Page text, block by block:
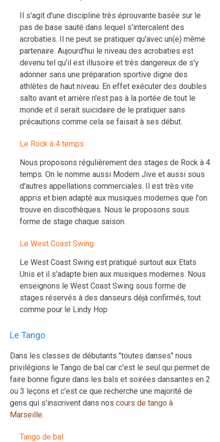
Il s'agit d'une discipline très éprouvante basée sur le
pas de base sauté dans lequel s'intercalent des
acrobaties. Il ne peut se pratiquer qu'avec un(e) même
partenaire. Aujourd'hui le niveau des acrobaties est
devenu tel qu'il est illusoire et très dangereux de s'y
adonner sans une préparation sportive digne des
athlètes de haut niveau. En effet exécuter des doubles
salto avant et arrière n'est pas à la portée de tout le
monde et il serait suicidaire de le pratiquer sans
précautions comme cela se faisait à ses début.
Le Rock à 4 temps
Nous proposons régulièrement des stages de Rock à 4
temps. On le nomme aussi Modern Jive et aussi sous
d'autres appellations commerciales. Il est très vite
appris et bien adapté aux musiques modernes que l'on
trouve en discothèques. Nous le proposons sous
forme de stage chaque saison.
Le West Coast Swing
Le West Coast Swing est pratiqué surtout aux Etats
Unis et il s'adapte bien aux musiques modernes. Nous
enseignons le West Coast Swing sous forme de
stages réservés à des danseurs déjà confirmés, tout
comme pour le Lindy Hop
Le Tango
Dans les classes de débutants "toutes danses" nous
privilégions le Tango de bal car c'est le seul qui permet de
faire bonne figure dans les bals et soirées dansantes en 2
ou 3 leçons et c'est ce que recherche une majorité de
gens qui s'inscrivent dans nos cours de tango à
Marseille.
Tango de bal